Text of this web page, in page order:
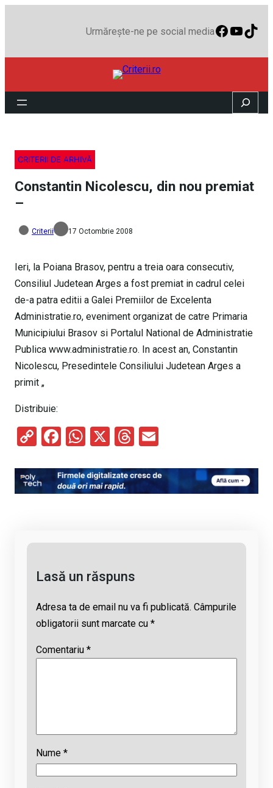
Urmărește-ne pe social media
Search
CRITERII DE ARHIVĂ
Constantin Nicolescu, din nou premiat
–
Criterii 17 Octombrie 2008
Ieri, la Poiana Brasov, pentru a treia oara consecutiv,
Consiliul Judetean Arges a fost premiat in cadrul celei
de-a patra editii a Galei Premiilor de Excelenta
Administratie.ro, eveniment organizat de catre Primaria
Municipiului Brasov si Portalul National de Administratie
Publica www.administratie.ro. In acest an, Constantin
Nicolescu, Presedintele Consiliului Judetean Arges a
primit „
Distribuie:
C
py
Li
F
ce
b
W
at
s
X
T
e
a
ail
Lasă un răspuns
Adresa ta de email nu va fi publicată. Câmpurile
obligatorii sunt marcate cu *
Comentariu *
Nume *